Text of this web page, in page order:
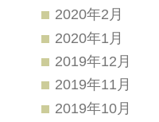
2020年2月
2020年1月
2019年12月
2019年11月
2019年10月